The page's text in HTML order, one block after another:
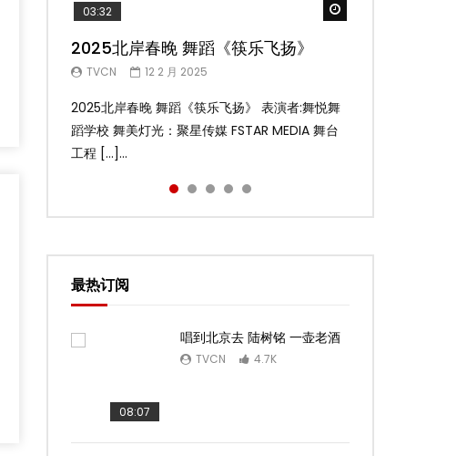
03:32
2025北岸春晚 舞蹈《筷乐飞扬》
TVCN 12 2 月 2025
2025北岸春晚 舞蹈《筷乐飞扬》 表演者:舞悦舞
蹈学校 舞美灯光：聚星传媒 FSTAR MEDIA 舞台
工程 […]...
02:58
2025北岸春晚 舞蹈《乌兰巴托的夜》
TVCN 12 2 月 2025
2025北岸春晚 舞蹈《乌兰巴托的夜》 表演者:飞
扬舞蹈团 舞美灯光：聚星传媒 FSTAR MEDIA 舞
台工 […]...
04:19
2025北岸春晚 古典舞《雨后》
TVCN 12 2 月 2025
2025北岸春晚 古典舞《雨后》 表演者:洪杰舞蹈
学院 舞美灯光：聚星传媒 FSTAR MEDIA 舞台工
程： […]...
05:13
2025北岸春晚 傣族舞蹈《水的女儿》
TVCN 12 2 月 2025
2025北岸春晚 傣族舞蹈《水的女儿》 表演者:洪
杰舞蹈学院 舞美灯光：聚星传媒 FSTAR MEDIA
舞台 […]...
03:45
2025北岸春晚 舞蹈《十八焕蝶》
TVCN 9 2 月 2025
2025北岸春晚 舞蹈《十八焕蝶》 表演者:舞悦舞
蹈学校 舞美灯光：聚星传媒 FSTAR MEDIA 舞台
工程 […]...
最热订阅
08:07
唱到北京去 陆树铭 一壶老酒
TVCN 4.7K